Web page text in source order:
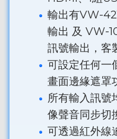
輸出有VW-
輸出 及 VW-
訊號輸出，客
可設定任何一
畫面邊緣遮罩
所有輸入訊號
像聲音同步切
可透過紅外線